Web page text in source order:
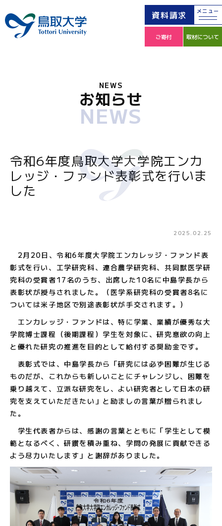
資料請求 メニュー
ご寄付 取材について
NEWS
お知らせ
NEWS
令和6年度鳥取大学大学院エンカ
レッジ・ファンド表彰式を行いま
した
2025.02.25
2月20日、令和6年度大学院エンカレッジ・ファンド表
彰式を行い、工学研究科、連合農学研究科、共同獣医学研
究科の受賞者17名のうち、出席した10名に中島学長から
表彰状が授与されました。（医学系研究科の受賞者8名に
ついては米子地区で別途表彰状が手交されます。）
エンカレッジ・ファンドは、特に学業、業績が優秀な大
学院博士課程（後期課程）学生を対象に、研究意欲の向上
と優れた研究の推進を目的として給付する奨励金です。
表彰式では、中島学長から「研究には必ず困難が生じる
ものだが、これからも新しいことにチャレンジし、困難を
乗り越えて、立派な研究をし、よい研究者として日本の研
究を支えていただきたい」と励ましの言葉が贈られまし
た。
学生代表者からは、感謝の言葉とともに「学生として模
範となるべく、研鑽を積み重ね、学問の発展に貢献できる
よう尽力いたします」と謝辞がありました。